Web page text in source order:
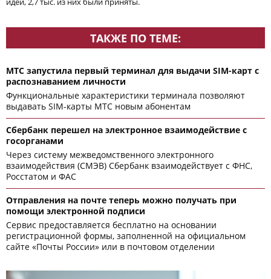
ТАКЖЕ ПО ТЕМЕ:
МТС запустила первый терминал для выдачи SIM-карт с
распознаванием личности
Функциональные характеристики терминала позволяют
выдавать SIM-карты МТС новым абонентам
Сбербанк перешел на электронное взаимодействие с
госорганами
Через систему межведомственного электронного
взаимодействия (СМЭВ) Сбербанк взаимодействует с ФНС,
Росстатом и ФАС
Отправления на почте теперь можно получать при
помощи электронной подписи
Сервис предоставляется бесплатно на основании
регистрационной формы, заполненной на официальном
сайте «Почты России» или в почтовом отделении